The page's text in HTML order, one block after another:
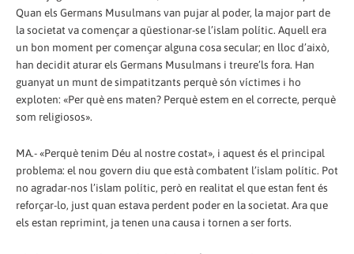
Quan els Germans Musulmans van pujar al poder, la major part de
la societat va començar a qüestionar-se l’islam polític. Aquell era
un bon moment per començar alguna cosa secular; en lloc d’això,
han decidit aturar els Germans Musulmans i treure’ls fora. Han
guanyat un munt de simpatitzants perquè són víctimes i ho
exploten: «Per què ens maten? Perquè estem en el correcte, perquè
som religiosos».
MA.- «Perquè tenim Déu al nostre costat», i aquest és el principal
problema: el nou govern diu que està combatent l’islam polític. Pot
no agradar-nos l’islam polític, però en realitat el que estan fent és
reforçar-lo, just quan estava perdent poder en la societat. Ara que
els estan reprimint, ja tenen una causa i tornen a ser forts.